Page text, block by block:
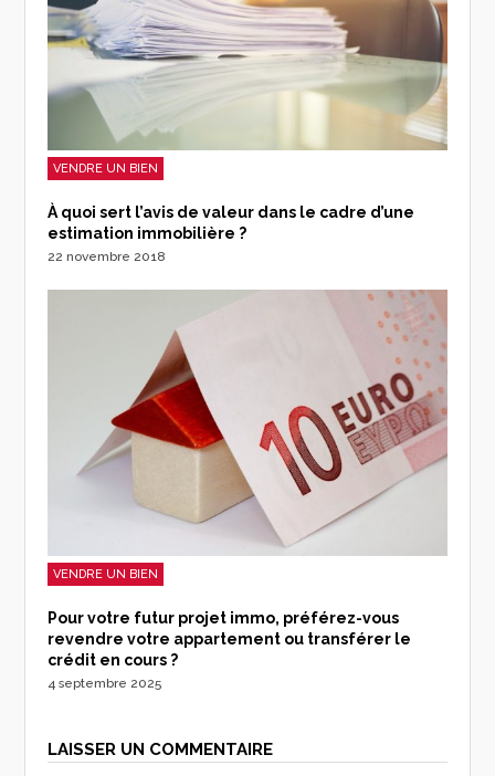
VENDRE UN BIEN
À quoi sert l’avis de valeur dans le cadre d’une
estimation immobilière ?
22 novembre 2018
VENDRE UN BIEN
Pour votre futur projet immo, préférez-vous
revendre votre appartement ou transférer le
crédit en cours ?
4 septembre 2025
LAISSER UN COMMENTAIRE